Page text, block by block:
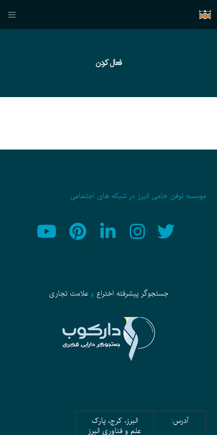
فعال کردن
موسسه نوفن حامی البرز در شبکه های اجتماعی
جستجوگر پیشرفته اختراع وعلامت تجاری
آدرس:
البرز، کرج، پارک
علم و فناوری البرز